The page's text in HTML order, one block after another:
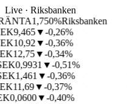
Live · Riksbanken
1,750%Riksbanken
▼-0,26%
▼-0,36%
▼-0,34%
0,9931▼-0,51%
1,461▼-0,36%
▼-0,37%
▼-0,40%